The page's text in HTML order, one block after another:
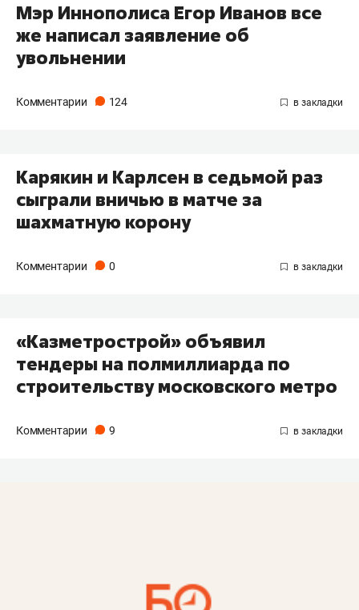
Мэр Иннополиса Егор Иванов все
же написал заявление об
увольнении
Комментарии 124
Карякин и Карлсен в седьмой раз
сыграли вничью в матче за
шахматную корону
Комментарии 0
​«Казметрострой» объявил
тендеры на полмиллиарда по
строительству московского метро
Комментарии 9